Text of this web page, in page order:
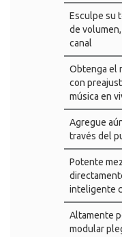
Esculpe su
de
canal
Obtenga el
con
música en
Agregue
través del
Potente
inteligente
Altamente
modular